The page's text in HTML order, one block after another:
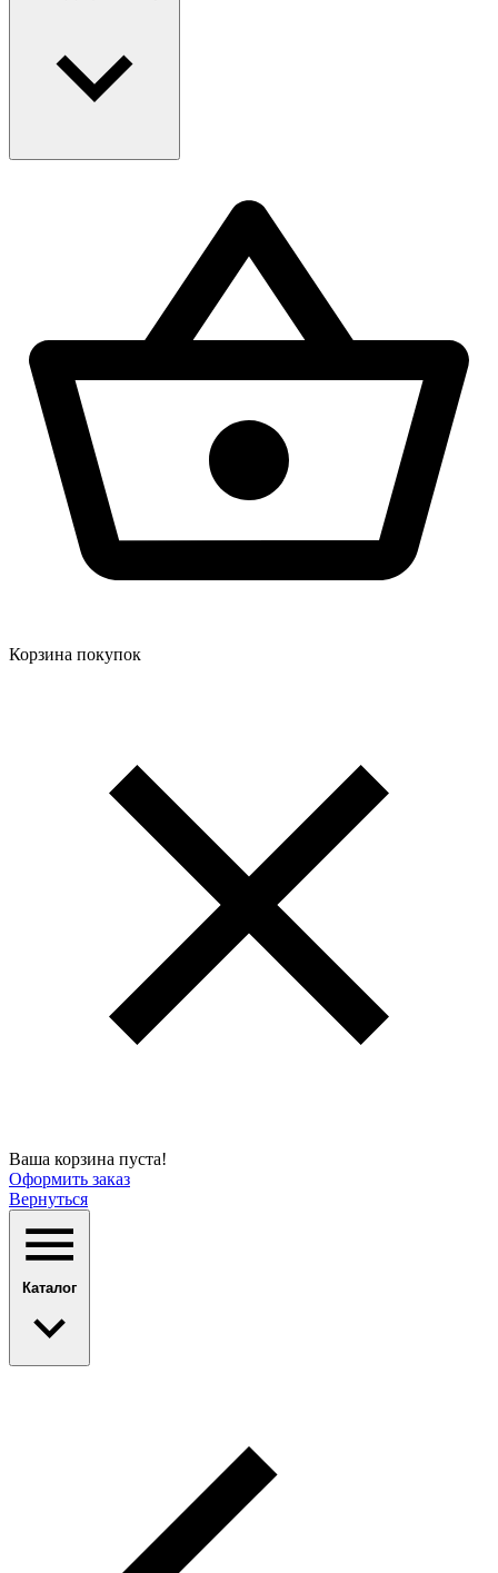
Корзина покупок
Ваша корзина пуста!
Оформить заказ
Вернуться
Каталог